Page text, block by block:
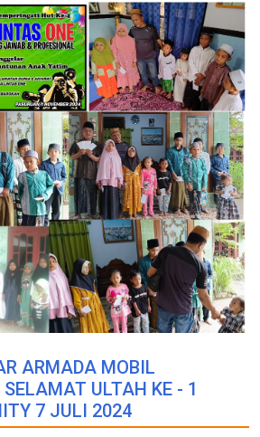
ARMADA MOBIL
ULTAH KE - 1
7 JULI 2024